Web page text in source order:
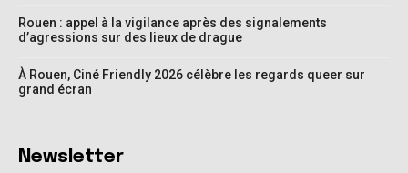
Rouen : appel à la vigilance après des signalements
d’agressions sur des lieux de drague
À Rouen, Ciné Friendly 2026 célèbre les regards queer sur
grand écran
Newsletter